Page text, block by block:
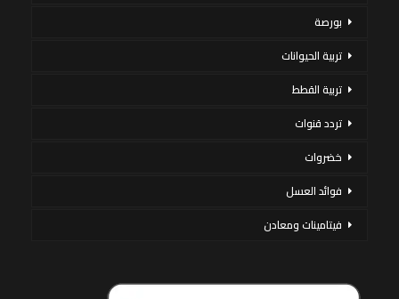
بورصة
تربية الحيوانات
تربية القطط
تردد قنوات
خضروات
فوائد العسل
فيتامينات ومعادن